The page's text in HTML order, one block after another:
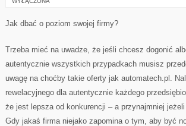
Jak dbać o poziom swojej firmy?
Trzeba mieć na uwadze, że jeśli chcesz dogonić
autentycznie wszystkich przypadkach musisz
uwagę na choćby takie oferty jak automatech.pl.
rewelacyjnego dla autentycznie każdego
że jest lepsza od konkurencji – a przynajmniej
Gdy jakaś firma niejako zapomina o tym, aby być